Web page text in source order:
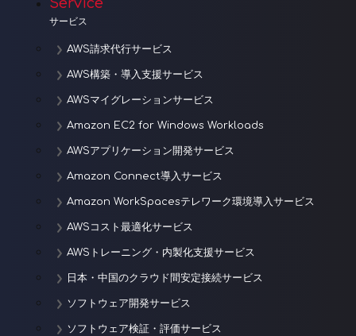
Service
サービス
AWS請求代行サービス
AWS構築・導入支援サービス
AWSマイグレーションサービス
Amazon EC2 for Windows Workloads
AWSアプリケーション開発サービス
Amazon Connect導入サービス
Amazon WorkSpacesテレワーク環境導入サービス
AWSコスト最適化サービス
AWSトレーニング・内製化支援サービス
日本・中国のクラウド間安定接続サービス
ソフトウェア開発サービス
ソフトウェア検証・評価サービス